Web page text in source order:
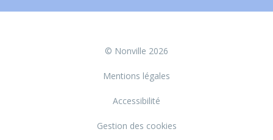
© Nonville 2026
Mentions légales
Accessibilité
Gestion des cookies